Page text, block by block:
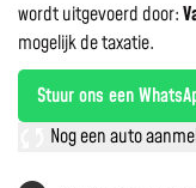
wordt uitgevoerd door:
mogelijk de taxatie.
Stuur ons een
Nog een auto